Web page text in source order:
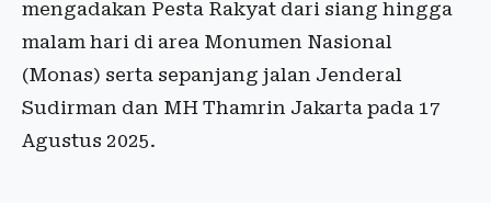
mengadakan Pesta Rakyat dari siang hingga
malam hari di area Monumen Nasional
(Monas) serta sepanjang jalan Jenderal
Sudirman dan MH Thamrin Jakarta pada 17
Agustus 2025.